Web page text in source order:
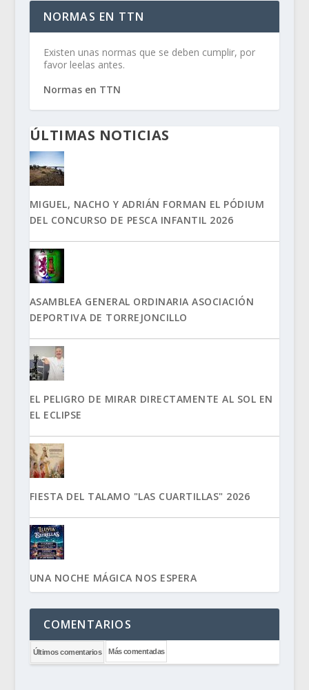
NORMAS EN TTN
Existen unas normas que se deben cumplir, por
favor leelas antes.
Normas en TTN
ÚLTIMAS NOTICIAS
MIGUEL, NACHO Y ADRIÁN FORMAN EL PÓDIUM
DEL CONCURSO DE PESCA INFANTIL 2026
ASAMBLEA GENERAL ORDINARIA ASOCIACIÓN
DEPORTIVA DE TORREJONCILLO
EL PELIGRO DE MIRAR DIRECTAMENTE AL SOL EN
EL ECLIPSE
FIESTA DEL TALAMO "LAS CUARTILLAS" 2026
UNA NOCHE MÁGICA NOS ESPERA
COMENTARIOS
Últimos comentarios Más comentadas